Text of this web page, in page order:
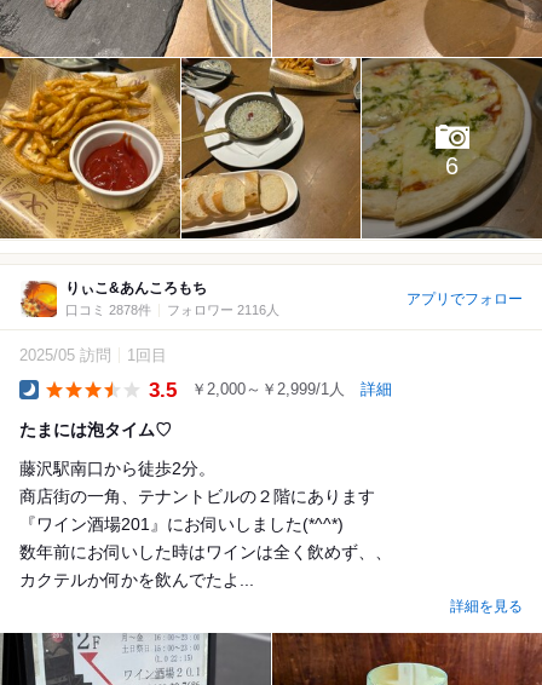
6
りぃこ&あんころもち
口コミ 2878件 フォロワー 2116人
アプリでフォロー
2025/05 訪問 1回目
3.5 ￥2,000～￥2,999/1人 詳細
たまには泡タイム♡
藤沢駅南口から徒歩2分。
商店街の一角、テナントビルの２階にあります
『ワイン酒場201』にお伺いしました(*^^*)
数年前にお伺いした時はワインは全く飲めず、、
カクテルか何かを飲んでたよ...
詳細を見る